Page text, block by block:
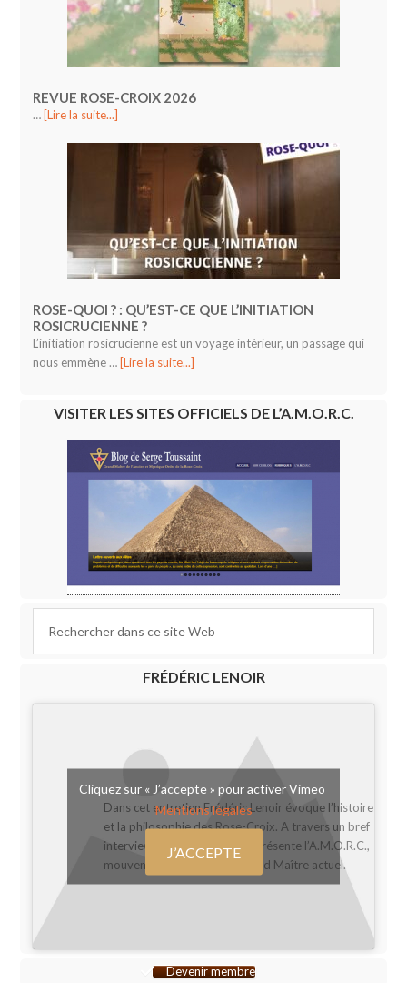
REVUE ROSE-CROIX 2026
… [Lire la suite...]
ROSE-QUOI ? : QU’EST-CE QUE L’INITIATION
ROSICRUCIENNE ?
L’initiation rosicrucienne est un voyage intérieur, un passage qui
nous emmène … [Lire la suite...]
VISITER LES SITES OFFICIELS DE L’A.M.O.R.C.
FRÉDÉRIC LENOIR
Dans cet entretien Frédéric Lenoir évoque l’histoire
et la philosophie des Rose-Croix. A travers un bref
interview, Serge Toussaint y présente l’A.M.O.R.C.,
mouvement dont il est le Grand Maître actuel.
Cliquez sur « J’accepte » pour activer Vimeo
Mentions légales
J’ACCEPTE
Devenir membre